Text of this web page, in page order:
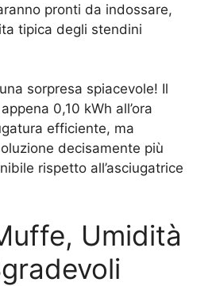
pronti da indossare,
tipica degli stendini
sorpresa spiacevole! Il
0,10 kWh all’ora
efficiente, ma
decisamente più
rispetto all’asciugatrice
Umidità